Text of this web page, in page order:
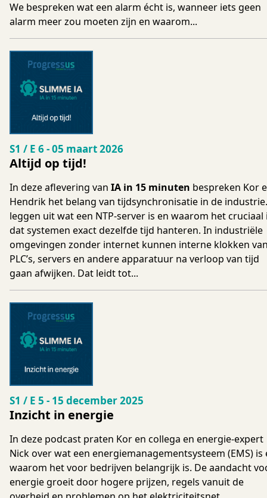
We bespreken wat een alarm écht is, wanneer iets geen
alarm meer zou moeten zijn en waarom...
Altijd op tijd!
Seizoen 1 Aflevering 6
S1 / E 6-05 maart 2026
In deze aflevering van IA in 15 minuten bespreken Kor
Hendrik het belang van tijdsynchronisatie in de
leggen uit wat een NTP-server is en waarom het cruciaal
dat systemen exact dezelfde tijd hanteren. In industriële
omgevingen zonder internet kunnen interne klokken
PLC’s, servers en andere apparatuur na verloop van tijd
gaan afwijken. Dat leidt tot...
Inzicht in energie
Seizoen 1 Aflevering 5
S1 / E 5 - 15 december 2025
In deze podcast praten Kor en collega en energie-expert
Nick over wat een energiemanagementsysteem (EMS) is
waarom het voor bedrijven belangrijk is. De aandacht
energie groeit door hogere prijzen, regels vanuit de